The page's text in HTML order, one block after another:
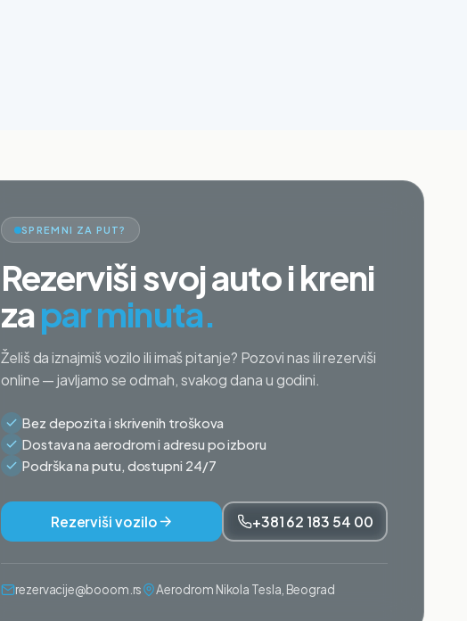
SPREMNI ZA PUT?
Rezerviši svoj auto i kreni
zapar minuta.
Želiš da iznajmiš vozilo ili imaš pitanje? Pozovi nas ili rezerviši
online — javljamo se odmah, svakog dana u godini.
Bez depozita i skrivenih troškova
Dostava na aerodrom i adresu po izboru
Podrška na putu, dostupni 24/7
Rezerviši vozilo +381 62 183 54 00
rezervacije@booom.rs Aerodrom Nikola Tesla, Beograd